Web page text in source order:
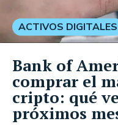
ACTIVOS DIGITALES
Bank of
comprar el
cripto: qué
próximos